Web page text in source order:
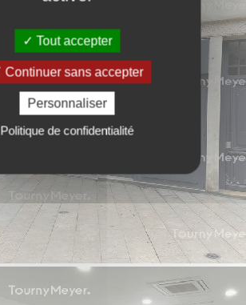
Tout accepter
Continuer sans accepter
Personnaliser
Politique de confidentialité